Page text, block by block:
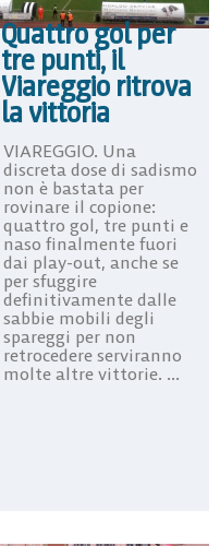
Quattro gol per
tre punti, il
Viareggio ritrova
la vittoria
VIAREGGIO. Una
discreta dose di sadismo
non è bastata per
rovinare il copione:
quattro gol, tre punti e
naso finalmente fuori
dai play-out, anche se
per sfuggire
definitivamente dalle
sabbie mobili degli
spareggi per non
retrocedere serviranno
molte altre vittorie. ...